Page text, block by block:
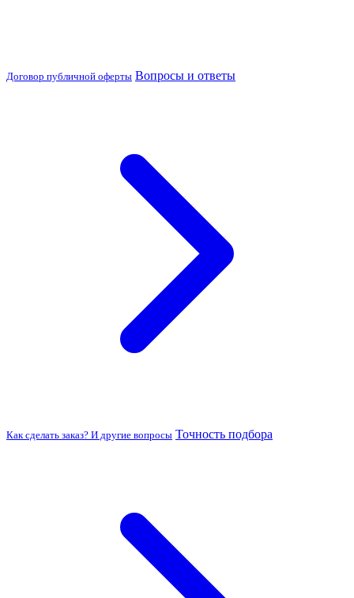
Договор публичной оферты Вопросы и ответы
Как сделать заказ? И другие вопросы Точность подбора